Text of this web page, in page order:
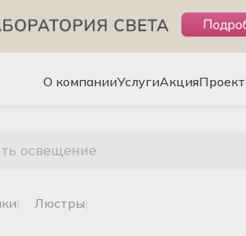
О компанииУслугиАкция
освещение
люстры